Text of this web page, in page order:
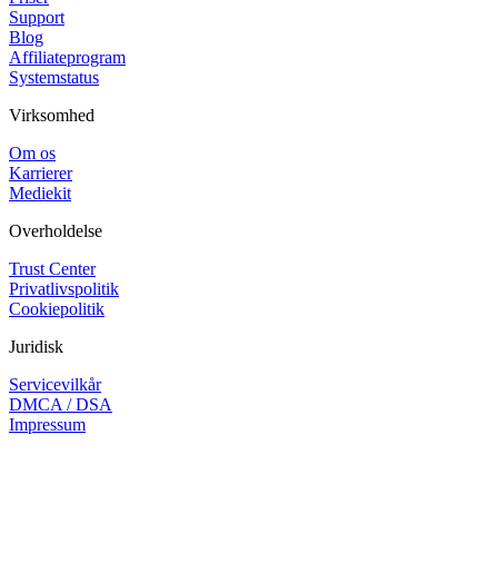
Support
Blog
Affiliateprogram
Systemstatus
Virksomhed
Om os
Karrierer
Mediekit
Overholdelse
Trust Center
Privatlivspolitik
Cookiepolitik
Juridisk
Servicevilkår
DMCA / DSA
Impressum